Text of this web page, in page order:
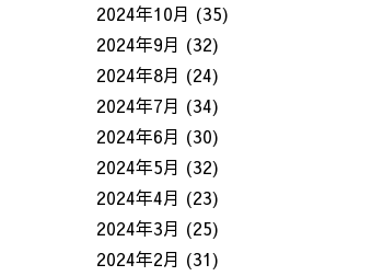
2024年10月 (35)
2024年9月 (32)
2024年8月 (24)
2024年7月 (34)
2024年6月 (30)
2024年5月 (32)
2024年4月 (23)
2024年3月 (25)
2024年2月 (31)